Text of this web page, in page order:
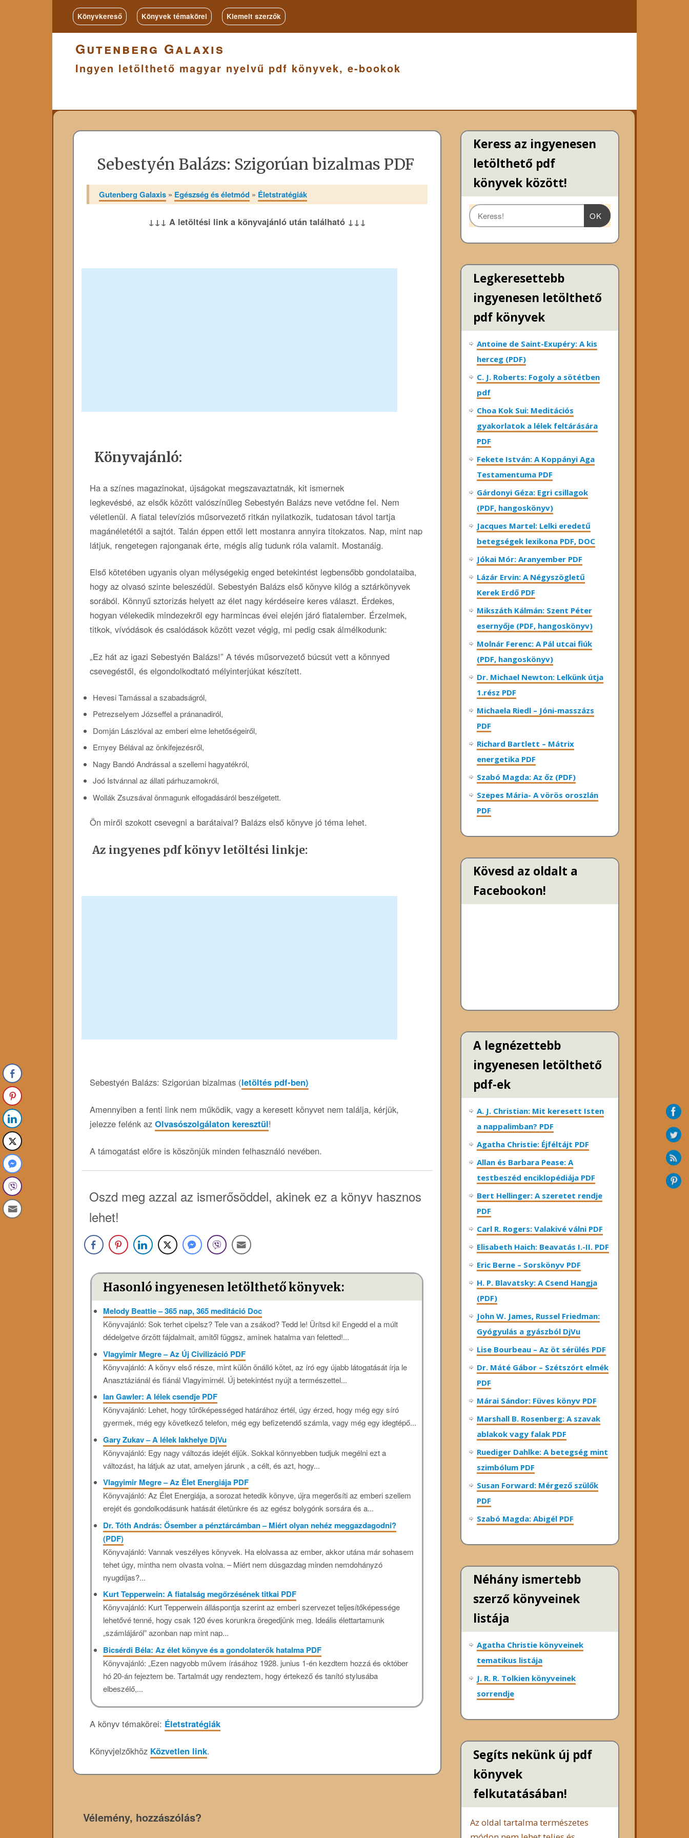
Könyvkereső Könyvek témakörei Kiemelt szerzők
Gutenberg Galaxis
Ingyen letölthető magyar nyelvű pdf könyvek, e-bookok
Sebestyén Balázs: Szigorúan bizalmas PDF
Gutenberg Galaxis » Egészség és életmód » Életstratégiák
↓↓↓ A letöltési link a könyvajánló után található ↓↓↓
Könyvajánló:
Ha a színes magazinokat, újságokat megszavaztatnák, kit ismernek
legkevésbé, az elsők között valószínűleg Sebestyén Balázs neve vetődne fel. Nem
véletlenül. A fiatal televíziós műsorvezető ritkán nyilatkozik, tudatosan távol tartja
magánéletétől a sajtót. Talán éppen ettől lett mostanra annyira titokzatos. Nap, mint nap
látjuk, rengetegen rajonganak érte, mégis alig tudunk róla valamit. Mostanáig.
Első kötetében ugyanis olyan mélységekig enged betekintést legbensőbb gondolataiba,
hogy az olvasó szinte beleszédül. Sebestyén Balázs első könyve kilóg a sztárkönyvek
sorából. Könnyű sztorizás helyett az élet nagy kérdéseire keres választ. Érdekes,
hogyan vélekedik mindezekről egy harmincas évei elején járó fiatalember. Érzelmek,
titkok, vívódások és csalódások között vezet végig, mi pedig csak álmélkodunk:
„Ez hát az igazi Sebestyén Balázs!” A tévés műsorvezető búcsút vett a könnyed
csevegéstől, és elgondolkodtató mélyinterjúkat készített.
Hevesi Tamással a szabadságról,
Petrezselyem Józseffel a pránanadiról,
Domján Lászlóval az emberi elme lehetőségeiről,
Ernyey Bélával az önkifejezésről,
Nagy Bandó Andrással a szellemi hagyatékról,
Joó Istvánnal az állati párhuzamokról,
Wollák Zsuzsával önmagunk elfogadásáról beszélgetett.
Ön miről szokott csevegni a barátaival? Balázs első könyve jó téma lehet.
Az ingyenes pdf könyv letöltési linkje:
Sebestyén Balázs: Szigorúan bizalmas (letöltés pdf-ben)
Amennyiben a fenti link nem működik, vagy a keresett könyvet nem találja, kérjük,
jelezze felénk az Olvasószolgálaton keresztül!
A támogatást előre is köszönjük minden felhasználó nevében.
Oszd meg azzal az ismerősöddel, akinek ez a könyv hasznos
lehet!
Hasonló ingyenesen letölthető könyvek:
Melody Beattie – 365 nap, 365 meditáció Doc
Könyvajánló: Sok terhet cipelsz? Tele van a zsákod? Tedd le! Ürítsd ki! Engedd el a múlt
dédelgetve őrzött fájdalmait, amitől függsz, aminek hatalma van feletted!...
Vlagyimir Megre – Az Új Civilizáció PDF
Könyvajánló: A könyv első része, mint külön önálló kötet, az író egy újabb látogatását írja le
Anasztáziánál és fiánál Vlagyimirnél. Új betekintést nyújt a természettel...
Ian Gawler: A lélek csendje PDF
Könyvajánló: Lehet, hogy tűrőképességed határához értél, úgy érzed, hogy még egy síró
gyermek, még egy következő telefon, még egy befizetendő számla, vagy még egy idegtépő...
Gary Zukav – A lélek lakhelye DjVu
Könyvajánló: Egy nagy változás idejét éljük. Sokkal könnyebben tudjuk megélni ezt a
változást, ha látjuk az utat, amelyen járunk , a célt, és azt, hogy...
Vlagyimir Megre – Az Élet Energiája PDF
Könyvajánló: Az Élet Energiája, a sorozat hetedik könyve, újra megerősíti az emberi szellem
erejét és gondolkodásunk hatását életünkre és az egész bolygónk sorsára és a...
Dr. Tóth András: Ősember a pénztárcámban – Miért olyan nehéz meggazdagodni?
(PDF)
Könyvajánló: Vannak veszélyes könyvek. Ha elolvassa az ember, akkor utána már sohasem
tehet úgy, mintha nem olvasta volna. – Miért nem dúsgazdag minden nemdohányzó
nyugdíjas?...
Kurt Tepperwein: A fiatalság megőrzésének titkai PDF
Könyvajánló: Kurt Tepperwein álláspontja szerint az emberi szervezet teljesítőképessége
lehetővé tenné, hogy csak 120 éves korunkra öregedjünk meg. Ideális élettartamunk
„számlájáról” azonban nap mint nap...
Bicsérdi Béla: Az élet könyve és a gondolaterők hatalma PDF
Könyvajánló: „Ezen nagyobb művem írásához 1928. junius 1-én kezdtem hozzá és október
hó 20-án fejeztem be. Tartalmát ugy rendeztem, hogy értekező és tanító stylusába
elbeszélő,...
A könyv témakörei: Életstratégiák
Könyvjelzőkhöz Közvetlen link.
Vélemény, hozzászólás?
Keress az ingyenesen
letölthető pdf
könyvek között!
OK
Legkeresettebb
ingyenesen letölthető
pdf könyvek
Antoine de Saint-Exupéry: A kis
herceg (PDF)
C. J. Roberts: Fogoly a sötétben
pdf
Choa Kok Sui: Meditációs
gyakorlatok a lélek feltárására
PDF
Fekete István: A Koppányi Aga
Testamentuma PDF
Gárdonyi Géza: Egri csillagok
(PDF, hangoskönyv)
Jacques Martel: Lelki eredetű
betegségek lexikona PDF, DOC
Jókai Mór: Aranyember PDF
Lázár Ervin: A Négyszögletű
Kerek Erdő PDF
Mikszáth Kálmán: Szent Péter
esernyője (PDF, hangoskönyv)
Molnár Ferenc: A Pál utcai fiúk
(PDF, hangoskönyv)
Dr. Michael Newton: Lelkünk útja
1.rész PDF
Michaela Riedl – Jóni-masszázs
PDF
Richard Bartlett – Mátrix
energetika PDF
Szabó Magda: Az őz (PDF)
Szepes Mária- A vörös oroszlán
PDF
Kövesd az oldalt a
Facebookon!
A legnézettebb
ingyenesen letölthető
pdf-ek
A. J. Christian: Mit keresett Isten
a nappalimban? PDF
Agatha Christie: Éjféltájt PDF
Allan és Barbara Pease: A
testbeszéd enciklopédiája PDF
Bert Hellinger: A ​szeretet rendje
PDF
Carl R. Rogers: Valakivé válni PDF
Elisabeth Haich: Beavatás I.-II. PDF
Eric Berne – Sorskönyv PDF
H. P. Blavatsky: A Csend Hangja
(PDF)
John W. James, Russel Friedman:
Gyógyulás a gyászból DjVu
Lise Bourbeau – Az öt sérülés PDF
Dr. Máté Gábor – Szétszórt elmék
PDF
Márai Sándor: Füves könyv PDF
Marshall B. Rosenberg: A szavak
ablakok vagy falak PDF
Ruediger Dahlke: A betegség mint
szimbólum PDF
Susan Forward: Mérgező szülők
PDF
Szabó Magda: Abigél PDF
Néhány ismertebb
szerző könyveinek
listája
Agatha Christie könyveinek
tematikus listája
J. R. R. Tolkien könyveinek
sorrendje
Segíts nekünk új pdf
könyvek
felkutatásában!
Az oldal tartalma természetes